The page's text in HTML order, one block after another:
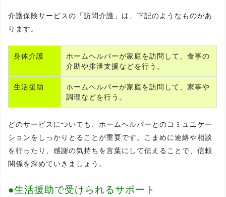
介護保険サービスの「訪問介護」は、下記のようなものがあ
ります。
身体介護
ホームヘルパーが家庭を訪問して、食事の
介助や排泄支援などを行う。
生活援助
ホームヘルパーが家庭を訪問して、家事や
調理などを行う。
どのサービスについても、ホームヘルパーとのコミュニケー
ションをしっかりとることが重要です。こまめに連絡や相談
を行ったり、感謝の気持ちを言葉にして伝えることで、信頼
関係を深めていきましょう。
●生活援助で受けられるサポート